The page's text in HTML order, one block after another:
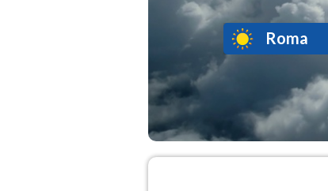
Roma